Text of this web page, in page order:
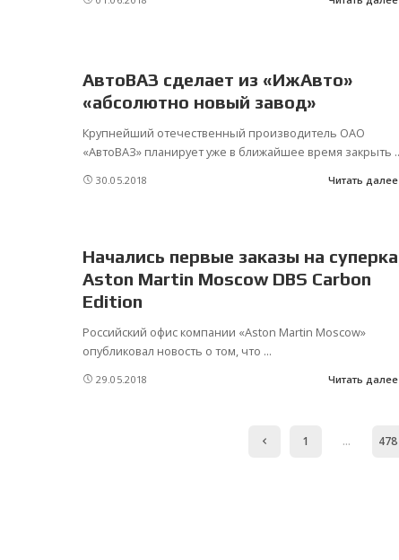
АвтоВАЗ сделает из «ИжАвто»
«абсолютно новый завод»
Крупнейший отечественный производитель ОАО
«АвтоВАЗ» планирует уже в ближайшее время закрыть
30.05.2018 Читать далее
Начались первые заказы на
Aston Martin Moscow DBS Carbon
Edition
Российский офис компании «Aston Martin Moscow»
опубликовал новость о том, что ...
29.05.2018 Читать далее
1 … 478